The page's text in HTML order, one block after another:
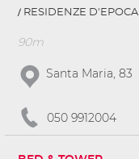
RESIDENZE D'EPOCA
90m
Santa Maria, 83
050 9912004